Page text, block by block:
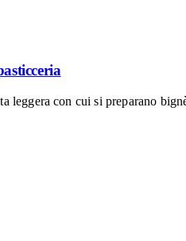
leggera con cui si preparano